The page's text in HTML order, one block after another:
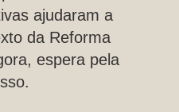
ajudaram a
da Reforma
espera pela